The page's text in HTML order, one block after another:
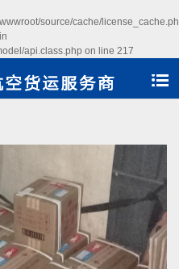
source/cache/
api.class.php on line 217